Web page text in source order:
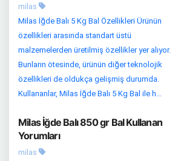
milas
Milas İğde Balı 5 Kg Bal Özellikleri Ürünün
özellikleri arasında standart üstü
malzemelerden üretilmiş özellikler yer alıyor.
Bunların ötesinde, ürünün diğer teknolojik
özellikleri de oldukça gelişmiş durumda.
Kullananlar, Milas İğde Balı 5 Kg Bal ile h...
Milas İğde Balı 850 gr Bal Kullanan
Yorumları
milas